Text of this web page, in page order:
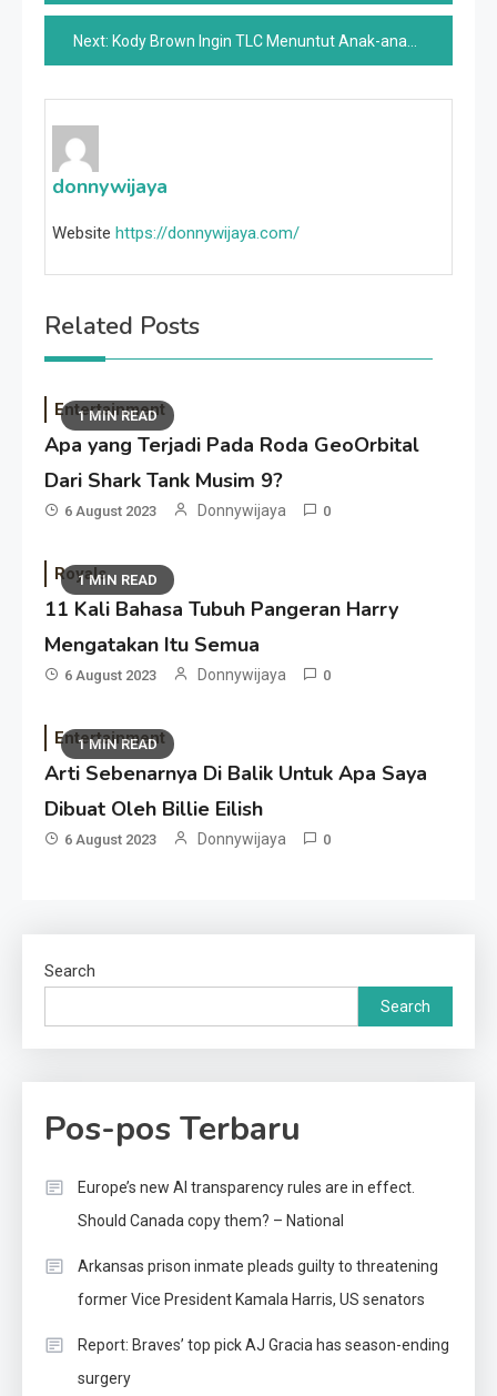
navigation
Next: Kody Brown Ingin TLC Menuntut Anak-anaknya Jika Mereka Berbicara ‘Negatif’ Tentang Dia Di Media Sosial
donnywijaya
Website https://donnywijaya.com/
Related Posts
1 MIN READ
Entertainment
Apa yang Terjadi Pada Roda GeoOrbital
Dari Shark Tank Musim 9?
6 August 2023 Donnywijaya 0
1 MIN READ
Royals
11 Kali Bahasa Tubuh Pangeran Harry
Mengatakan Itu Semua
6 August 2023 Donnywijaya 0
1 MIN READ
Entertainment
Arti Sebenarnya Di Balik Untuk Apa Saya
Dibuat Oleh Billie Eilish
6 August 2023 Donnywijaya 0
Search
Search
Pos-pos Terbaru
Europe’s new AI transparency rules are in effect.
Should Canada copy them? – National
Arkansas prison inmate pleads guilty to threatening
former Vice President Kamala Harris, US senators
Report: Braves’ top pick AJ Gracia has season-ending
surgery